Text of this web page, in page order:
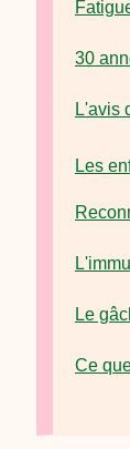
30
L'avis
Les
Le
Ce